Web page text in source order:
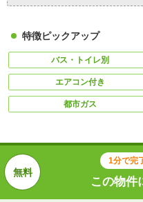
特徴ピックアップ
バス・トイレ別
エアコン付き
都市ガス
1分で完
この物件